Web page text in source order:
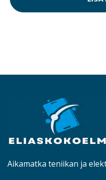
Aikamatka teniikan ja